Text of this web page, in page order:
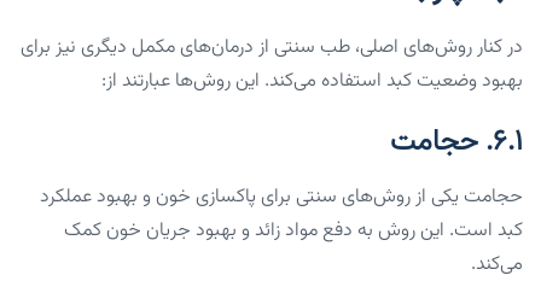
در کنار روش‌های اصلی، طب سنتی از درمان‌های مکمل دیگری نیز برای
بهبود وضعیت کبد استفاده می‌کند. این روش‌ها عبارتند از:
۶.۱. حجامت
حجامت یکی از روش‌های سنتی برای پاکسازی خون و بهبود عملکرد
کبد است. این روش به دفع مواد زائد و بهبود جریان خون کمک
می‌کند.